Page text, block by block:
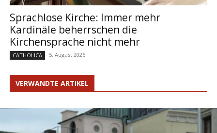
Sprachlose Kirche: Immer mehr
Kardinäle beherrschen die
Kirchensprache nicht mehr
CATHOLICA 5. August 2026
VERWANDTE ARTIKEL